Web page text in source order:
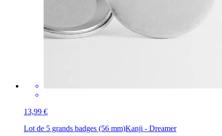
13,99 €
Lot de 5 grands badges (56 mm)Kanji - Dreamer